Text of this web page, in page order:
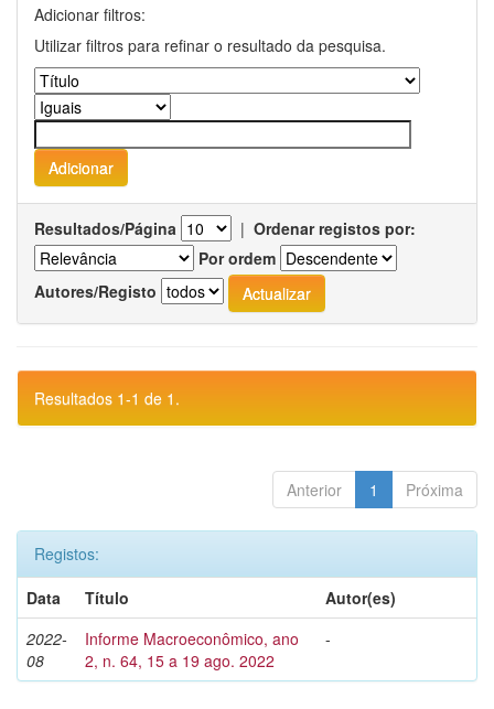
Adicionar filtros:
Utilizar filtros para refinar o resultado da pesquisa.
Resultados/Página | Ordenar registos por:
Por ordem
Autores/Registo
Resultados 1-1 de 1.
Anterior 1 Próxima
Registos:
Data
Título
Autor(es)
2022-
08
Informe Macroeconômico, ano
2, n. 64, 15 a 19 ago. 2022
-